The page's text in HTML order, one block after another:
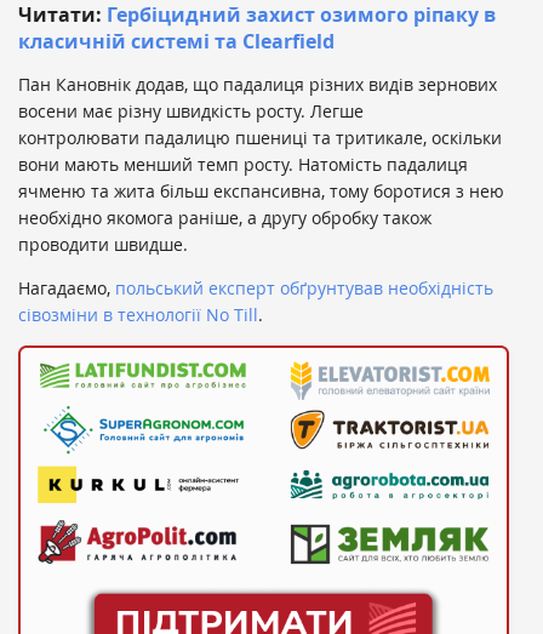
Читати: Гербіцидний захист озимого ріпаку в
класичній системі та Clearfield
Пан Кановнік додав, що падалиця різних видів зернових
восени має різну швидкість росту. Легше
контролювати падалицю пшениці та тритикале, оскільки
вони мають менший темп росту. Натомість падалиця
ячменю та жита більш експансивна, тому боротися з нею
необхідно якомога раніше, а другу обробку також
проводити швидше.
Нагадаємо, польський експерт обґрунтував необхідність
сівозміни в технології No Till.